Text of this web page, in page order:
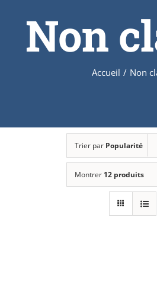
Non
Accueil / Non
Trier par Popularité
Montrer 12 produits